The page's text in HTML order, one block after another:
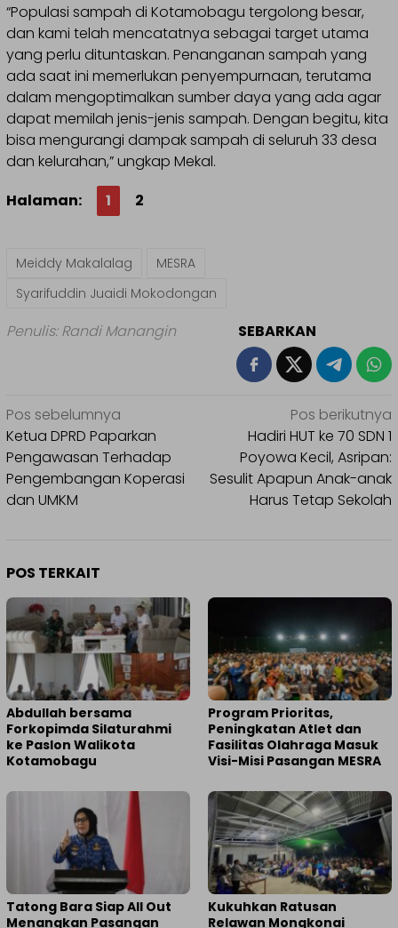
“Populasi sampah di Kotamobagu tergolong besar,
dan kami telah mencatatnya sebagai target utama
yang perlu dituntaskan. Penanganan sampah yang
ada saat ini memerlukan penyempurnaan, terutama
dalam mengoptimalkan sumber daya yang ada agar
dapat memilah jenis-jenis sampah. Dengan begitu, kita
bisa mengurangi dampak sampah di seluruh 33 desa
dan kelurahan,” ungkap Mekal.
Halaman:
1 2
Meiddy Makalalag
MESRA
Syarifuddin Juaidi Mokodongan
Penulis: Randi Manangin SEBARKAN
Navigasi
pos
Pos sebelumnya
Ketua DPRD Paparkan
Pengawasan Terhadap
Pengembangan Koperasi
dan UMKM
Pos berikutnya
Hadiri HUT ke 70 SDN 1
Poyowa Kecil, Asripan:
Sesulit Apapun Anak-anak
Harus Tetap Sekolah
POS TERKAIT
Abdullah bersama
Forkopimda Silaturahmi
ke Paslon Walikota
Kotamobagu
Program Prioritas,
Peningkatan Atlet dan
Fasilitas Olahraga Masuk
Visi-Misi Pasangan MESRA
Tatong Bara Siap All Out
Menangkan Pasangan
Kukuhkan Ratusan
Relawan Mongkonai